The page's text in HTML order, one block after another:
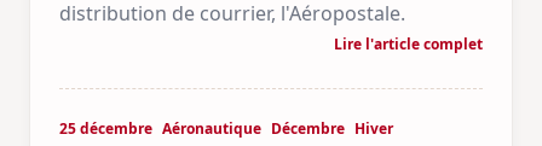
distribution de courrier, l'Aéropostale.
Lire l'article complet
25 décembre Aéronautique Décembre Hiver